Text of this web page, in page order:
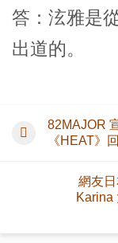
答：泫雅是
出道的。
82MAJOR
《HEAT》
網友
Karina